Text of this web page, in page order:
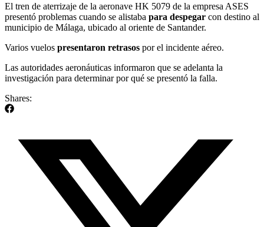
El tren de aterrizaje de la aeronave HK 5079 de la empresa ASES
presentó problemas cuando se alistaba para despegar con destino al
municipio de Málaga, ubicado al oriente de Santander.
Varios vuelos presentaron retrasos por el incidente aéreo.
Las autoridades aeronáuticas informaron que se adelanta la
investigación para determinar por qué se presentó la falla.
Shares: